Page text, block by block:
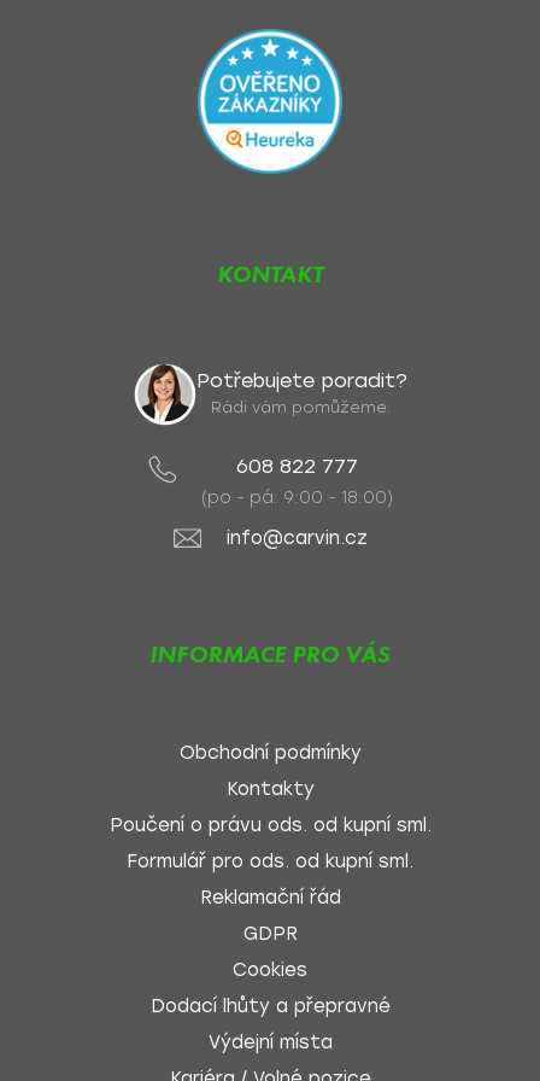
KONTAKT
Potřebujete poradit?
Rádi vám pomůžeme.
608 822 777
(po - pá: 9:00 - 18:00)
info@carvin.cz
INFORMACE PRO VÁS
Obchodní podmínky
Kontakty
Poučení o právu ods. od kupní sml.
Formulář pro ods. od kupní sml.
Reklamační řád
GDPR
Cookies
Dodací lhůty a přepravné
Výdejní místa